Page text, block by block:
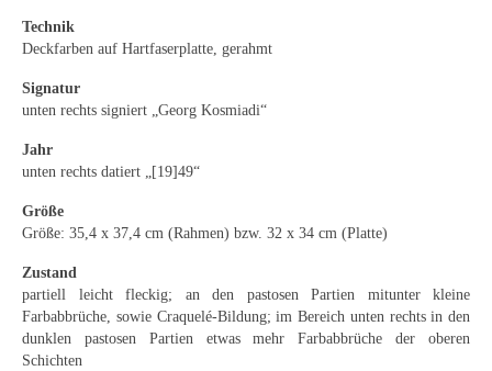
Weitere Künstler 1900-1945
August Lange-Brock
Ludwig (Luis) Neu
Technik
Deckfarben auf Hartfaserplatte, gerahmt
Signatur
unten rechts signiert „Georg Kosmiadi“
Jahr
unten rechts datiert „[19]49“
Größe
Größe: 35,4 x 37,4 cm (Rahmen) bzw. 32 x 34 cm (Platte)
Zustand
partiell leicht fleckig; an den pastosen Partien mitunter kleine
Farbabbrüche, sowie Craquelé-Bildung; im Bereich unten rechts in den
dunklen pastosen Partien etwas mehr Farbabbrüche der oberen
Schichten